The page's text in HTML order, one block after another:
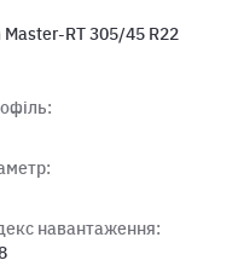
RT 305/45 R22
навантаження: